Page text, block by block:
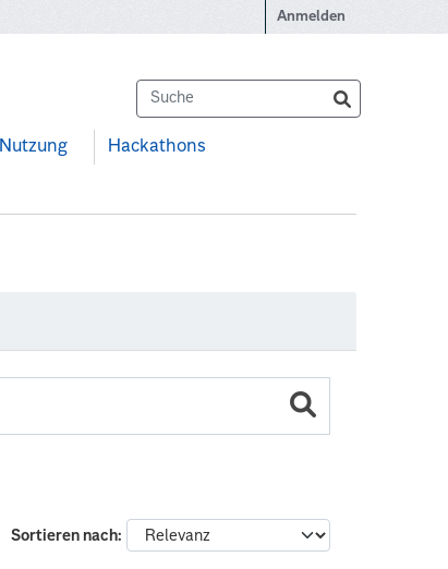
Anmelden
Nutzung Hackathons
Sortieren nach